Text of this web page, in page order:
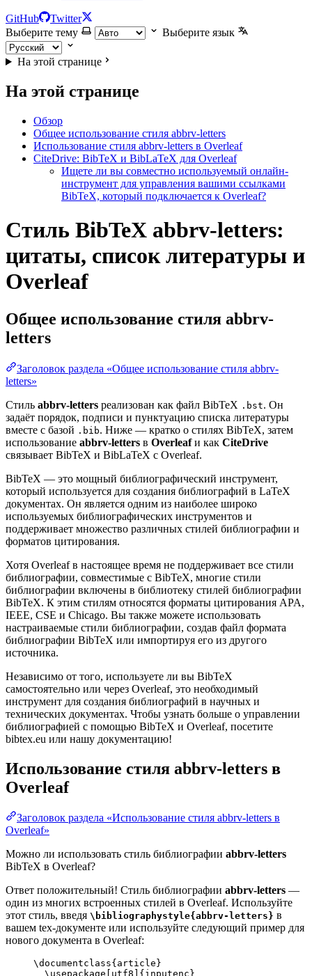
GitHub
Twitter
Выберите тему
Выберите язык
На этой странице
На этой странице
Обзор
Общее использование стиля abbrv-letters
Использование стиля abbrv-letters в Overleaf
CiteDrive: BibTeX и BibLaTeX для Overleaf
Ищете ли вы совместно используемый онлайн-
инструмент для управления вашими ссылками
BibTeX, который подключается к Overleaf?
Стиль BibTeX abbrv-letters:
цитаты, список литературы и
Overleaf
Общее использование стиля abbrv-
letters
Заголовок раздела «Общее использование стиля abbrv-
letters»
Стиль abbrv-letters реализован как файл BibTeX .bst. Он
задаёт порядок, подписи и пунктуацию списка литературы
вместе с базой .bib. Ниже — кратко о стилях BibTeX, затем
использование abbrv-letters в Overleafи как CiteDrive
связывает BibTeX и BibLaTeX с Overleaf.
BibTeX — это мощный библиографический инструмент,
который используется для создания библиографий в LaTeX
документах. Он является одним из наиболее широко
используемых библиографических инструментов и
поддерживает множество различных стилей библиографии и
форматов цитирования.
Хотя Overleaf в настоящее время не поддерживает все стили
библиографии, совместимые с BibTeX, многие стили
библиографии включены в библиотеку стилей библиографии
BibTeX. К этим стилям относятся форматы цитирования APA,
IEEE, CSE и Chicago. Вы также можете использовать
настраиваемые стили библиографии, создав файл формата
библиографии BibTeX или импортируя его из другого
источника.
Независимо от того, используете ли вы BibTeX
самостоятельно или через Overleaf, это необходимый
инструмент для создания библиографий в научных и
технических документах. Чтобы узнать больше о управлении
библиографией с помощью BibTeX и Overleaf, посетите
bibtex.eu или нашу документацию!
Использование стиля abbrv-letters в
Overleaf
Заголовок раздела «Использование стиля abbrv-letters в
Overleaf»
Можно ли использовать стиль библиографии abbrv-letters
BibTeX в Overleaf?
Ответ положительный! Стиль библиографии abbrv-letters —
один из многих встроенных стилей в Overleaf. Используйте
этот стиль, введя \bibliographystyle{abbrv-letters} в
вашем tex-документе или используйте следующий пример для
нового документа в Overleaf:
\documentclass{ article }
\usepackage
utf8 ]{ inputenc }